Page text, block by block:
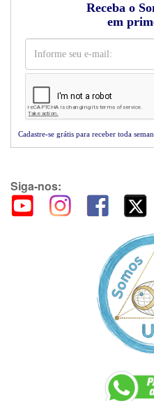
Receba o
em
Cadastre-se grátis para receber toda
Siga-nos: